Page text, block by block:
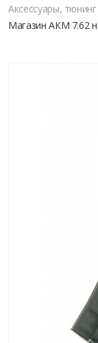
Аксессуары,
Магазин АКМ 7.62